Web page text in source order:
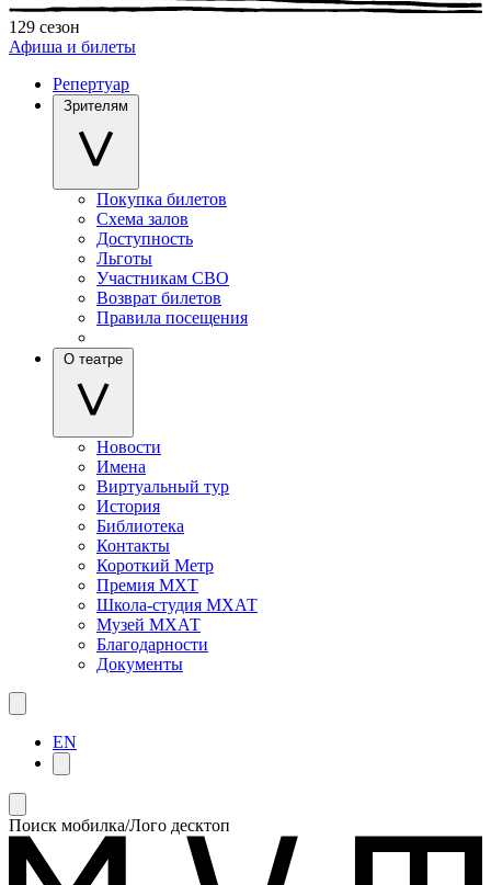
129 сезон
Афиша и билеты
Репертуар
Зрителям
Покупка билетов
Схема залов
Доступность
Льготы
Участникам СВО
Возврат билетов
Правила посещения
О театре
Новости
Имена
Виртуальный тур
История
Библиотека
Контакты
Короткий Метр
Премия МХТ
Школа-студия МХАТ
Музей МХАТ
Благодарности
Документы
EN
Поиск мобилка/Лого десктоп